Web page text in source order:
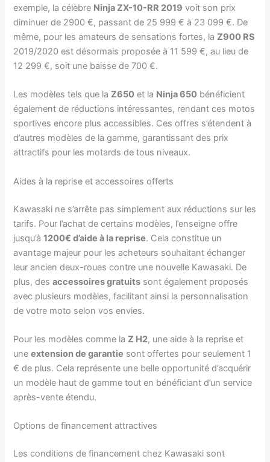
exemple, la célèbre Ninja ZX-10-RR 2019 voit son prix
diminuer de 2900 €, passant de 25 999 € à 23 099 €. De
même, pour les amateurs de sensations fortes, laZ900 RS
2019/2020 est désormais proposée à 11 599 €, au lieu de
12 299 €, soit une baisse de 700 €.
Les modèles tels que laZ650 et la Ninja 650 bénéficient
également de réductions intéressantes, rendant ces motos
sportives encore plus accessibles. Ces offres s’étendent à
d’autres modèles de la gamme, garantissant des prix
attractifs pour les motards de tous niveaux.
Aides à la reprise et accessoires offerts
Kawasaki ne s’arrête pas simplement aux réductions sur les
tarifs. Pour l’achat de certains modèles, l’enseigne offre
jusqu’à1200€ d’aide à la reprise. Cela constitue un
avantage majeur pour les acheteurs souhaitant échanger
leur ancien deux-roues contre une nouvelle Kawasaki. De
plus, desaccessoires gratuits sont également proposés
avec plusieurs modèles, facilitant ainsi la personnalisation
de votre moto selon vos envies.
Pour les modèles comme laZ H2, une aide à la reprise et
uneextension de garantie sont offertes pour seulement 1
€ de plus. Cela représente une belle opportunité d’acquérir
un modèle haut de gamme tout en bénéficiant d’un service
après-vente étendu.
Options de financement attractives
Les conditions de financement chez Kawasaki sont